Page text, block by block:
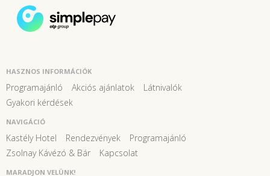
HASZNOS INFORMÁCIÓK
Programajánló Akciós ajánlatok
Látnivalók
Gyakori kérdések
NAVIGÁCIÓ
Kastély Hotel Rendezvények
Programajánló
Zsolnay Kávézó & Bár
Kapcsolat
MARADJON VELÜNK!